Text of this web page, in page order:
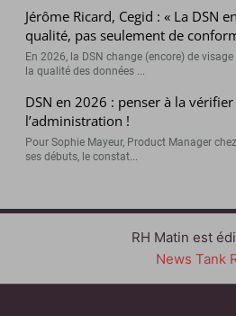
Jérôme Ricard, Cegid : « La DSN
qualité, pas seulement de
En 2026, la DSN change (encore) de
la qualité des données ...
DSN en 2026 : penser à la
l’administration !
Pour Sophie Mayeur, Product Manager
ses débuts, le constat...
RH Matin est
News Tank